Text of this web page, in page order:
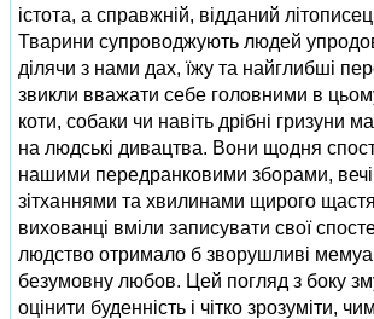
істота, а справжній, відданий
Тварини супроводжують людей
ділячи з нами дах, їжу та найглибші
звикли вважати себе головними в
коти, собаки чи навіть дрібні гризуни
на людські дивацтва. Вони щодня
нашими передранковими зборами,
зітханнями та хвилинами щирого
вихованці вміли записувати свої
людство отримало б зворушливі
безумовну любов. Цей погляд з боку
оцінити буденність і чітко зрозуміти,